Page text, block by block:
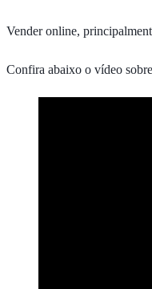
Vender online,
Confira abaixo o vídeo